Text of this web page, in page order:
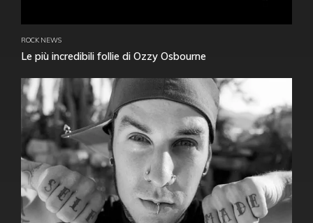
ROCK NEWS
Le più incredibili follie di Ozzy Osbourne